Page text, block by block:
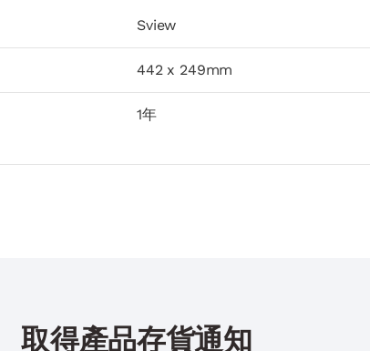
Sview
442 x 249mm
1年
取得產品存貨通知